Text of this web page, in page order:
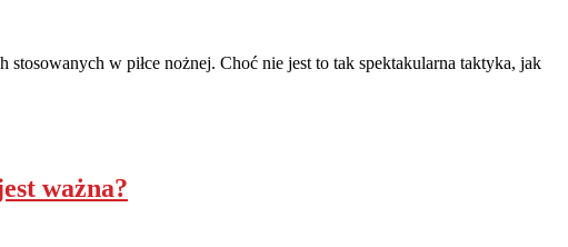
w piłce nożnej. Choć nie jest to tak spektakularna taktyka, jak
ważna?